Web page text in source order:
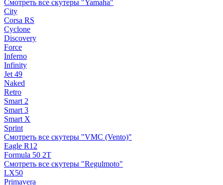
Смотреть все скутеры "Yamaha"
City
Corsa RS
Cyclone
Discovery
Force
Inferno
Infinity
Jet 49
Naked
Retro
Smart 2
Smart 3
Smart X
Sprint
Смотреть все скутеры "VMC (Vento)"
Eagle R12
Formula 50 2Т
Смотреть все скутеры "Regulmoto"
LX50
Primavera